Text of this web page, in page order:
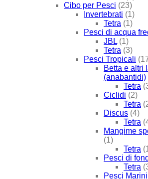
Cibo per Pesci (23)
Invertebrati (1)
Tetra (1)
Pesci di acqua
JBL (1)
Tetra (3)
Pesci Tropicali
Betta e altri
(anabantidi)
Tetra
Ciclidi (2)
Tetra
Discus (4)
Tetra
Mangime
(1)
Tetra
Pesci di
Tetra
Pesci Marini